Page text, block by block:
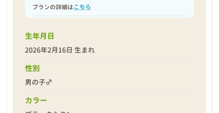
❮
プランの詳細はこちら
生年月日
2026年2月16日 生まれ
性別
男の子♂
カラー